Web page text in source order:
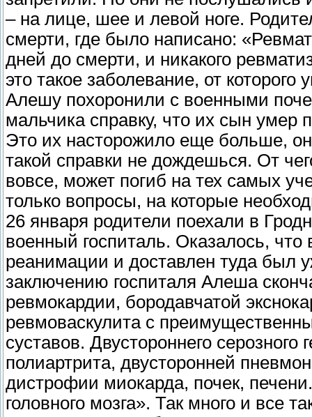
– на лице, шее и левой ноге.
смерти, где было написано:
дней до смерти, и никакого
это такое заболевание, от
Алешу похоронили с военными
мальчика справку, что их сын умер
Это их насторожило еще больше,
такой справки не дождешься. От
вовсе, может погиб на тех самых
только вопросы, на которые
26 января родители поехали в
военный госпиталь. Оказалось,
реанимации и доставлен туда был
заключению госпиталя Алеша
ревмокардии, бородавчатой
ревмоваскулита с
суставов. Двустороннего серозного
полиартрита, двусторонней
дистрофии миокарда, почек,
головного мозга». Так много и все